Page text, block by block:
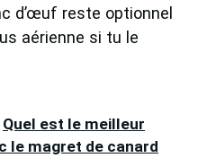
d’œuf reste optionnel
aérienne si tu le
Quel est le meilleur
le magret de canard